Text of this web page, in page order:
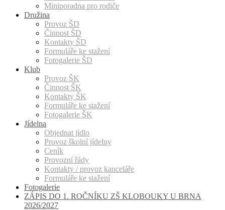
Miniporadna pro rodiče
Družina
Provoz ŠD
Činnost ŠD
Kontakty ŠD
Formuláře ke stažení
Fotogalerie ŠD
Klub
Provoz ŠK
Činnost ŠK
Kontakty ŠK
Formuláře ke stažení
Fotogalerie ŠK
Jídelna
Objednat jídlo
Provoz školní jídelny
Ceník
Provozní řády
Kontakty / provoz kanceláře
Formuláře ke stažení
Fotogalerie
ZÁPIS DO 1. ROČNÍKU ZŠ KLOBOUKY U BRNA
2026/2027